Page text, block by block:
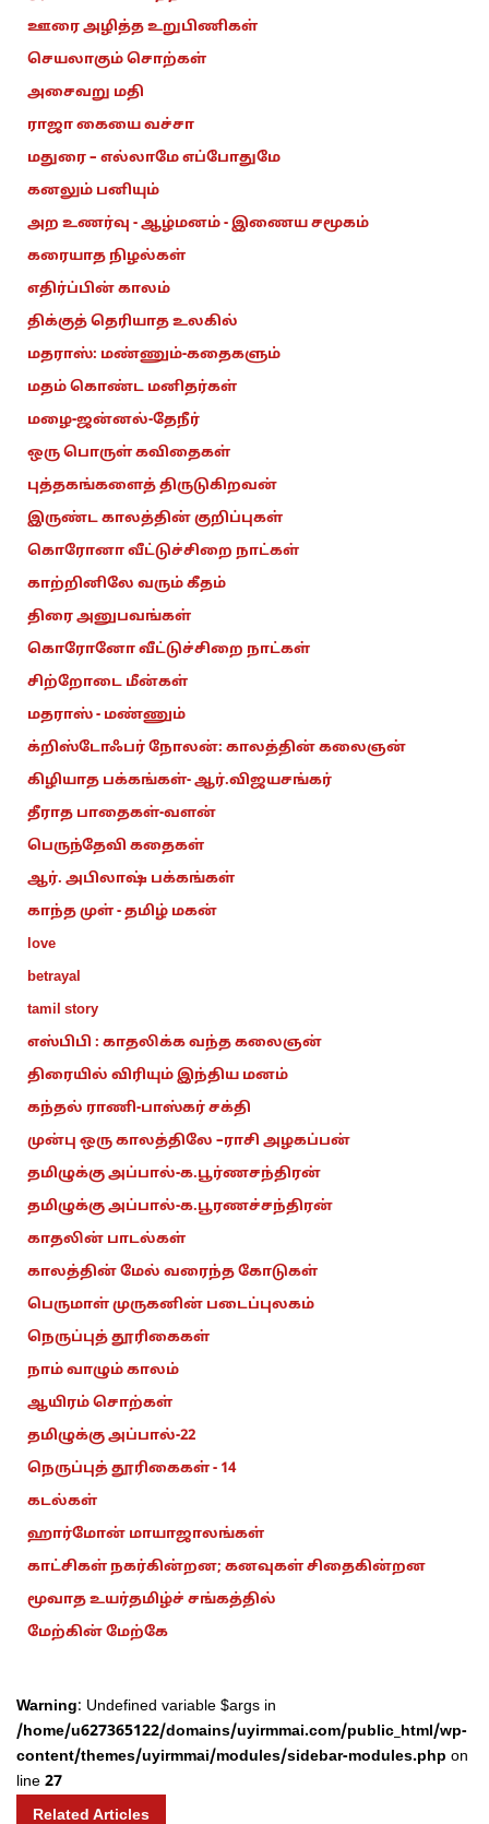
ஊரை அழித்த உறுபிணிகள்
செயலாகும் சொற்கள்
அசைவறு மதி
ராஜா கையை வச்சா
மதுரை – எல்லாமே எப்போதுமே
கனலும் பனியும்
அற உணர்வு - ஆழ்மனம் - இணைய சமூகம்
கரையாத நிழல்கள்
எதிர்ப்பின் காலம்
திக்குத் தெரியாத உலகில்
மதராஸ்: மண்ணும்-கதைகளும்
மதம் கொண்ட மனிதர்கள்
மழை-ஜன்னல்-தேநீர்
ஒரு பொருள் கவிதைகள்
புத்தகங்களைத் திருடுகிறவன்
இருண்ட காலத்தின் குறிப்புகள்
கொரோனா வீட்டுச்சிறை நாட்கள்
காற்றினிலே வரும் கீதம்
திரை அனுபவங்கள்
கொரோனோ வீட்டுச்சிறை நாட்கள்
சிற்றோடை மீன்கள்
மதராஸ் - மண்ணும்
க்றிஸ்டோஃபர் நோலன்: காலத்தின் கலைஞன்
கிழியாத பக்கங்கள்- ஆர்.விஜயசங்கர்
தீராத பாதைகள்-வளன்
பெருந்தேவி கதைகள்
ஆர். அபிலாஷ் பக்கங்கள்
காந்த முள் - தமிழ் மகன்
love
betrayal
tamil story
எஸ்பிபி : காதலிக்க வந்த கலைஞன்
திரையில் விரியும் இந்திய மனம்
கந்தல் ராணி-பாஸ்கர் சக்தி
முன்பு ஒரு காலத்திலே –ராசி அழகப்பன்
தமிழுக்கு அப்பால்-க.பூர்ணசந்திரன்
தமிழுக்கு அப்பால்-க.பூரணச்சந்திரன்
காதலின் பாடல்கள்
காலத்தின் மேல் வரைந்த கோடுகள்
பெருமாள் முருகனின் படைப்புலகம்
நெருப்புத் தூரிகைகள்
நாம் வாழும் காலம்
ஆயிரம் சொற்கள்
தமிழுக்கு அப்பால்-22
நெருப்புத் தூரிகைகள் - 14
கடல்கள்
ஹார்மோன் மாயாஜாலங்கள்
காட்சிகள் நகர்கின்றன; கனவுகள் சிதைகின்றன
மூவாத உயர்தமிழ்ச் சங்கத்தில்
மேற்கின் மேற்கே
Warning: Undefined variable $args in
/home/u627365122/domains/uyirmmai.com/public_html/wp-
content/themes/uyirmmai/modules/sidebar-modules.php on
line 27
Related Articles